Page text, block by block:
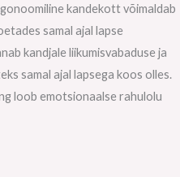
kandekott võimaldab
samal ajal lapse
kandjale liikumisvabaduse ja
samal ajal lapsega koos olles.
loob emotsionaalse rahulolu